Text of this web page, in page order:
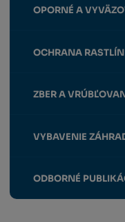
OPORNÉ A
OCHRANA RASTLÍN
ZBER A
VYBAVENIE
ODBORNÉ